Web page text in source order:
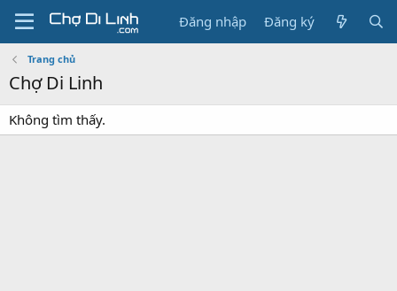
Đăng nhập Đăng ký
Trang chủ
Chợ Di Linh
Không tìm thấy.